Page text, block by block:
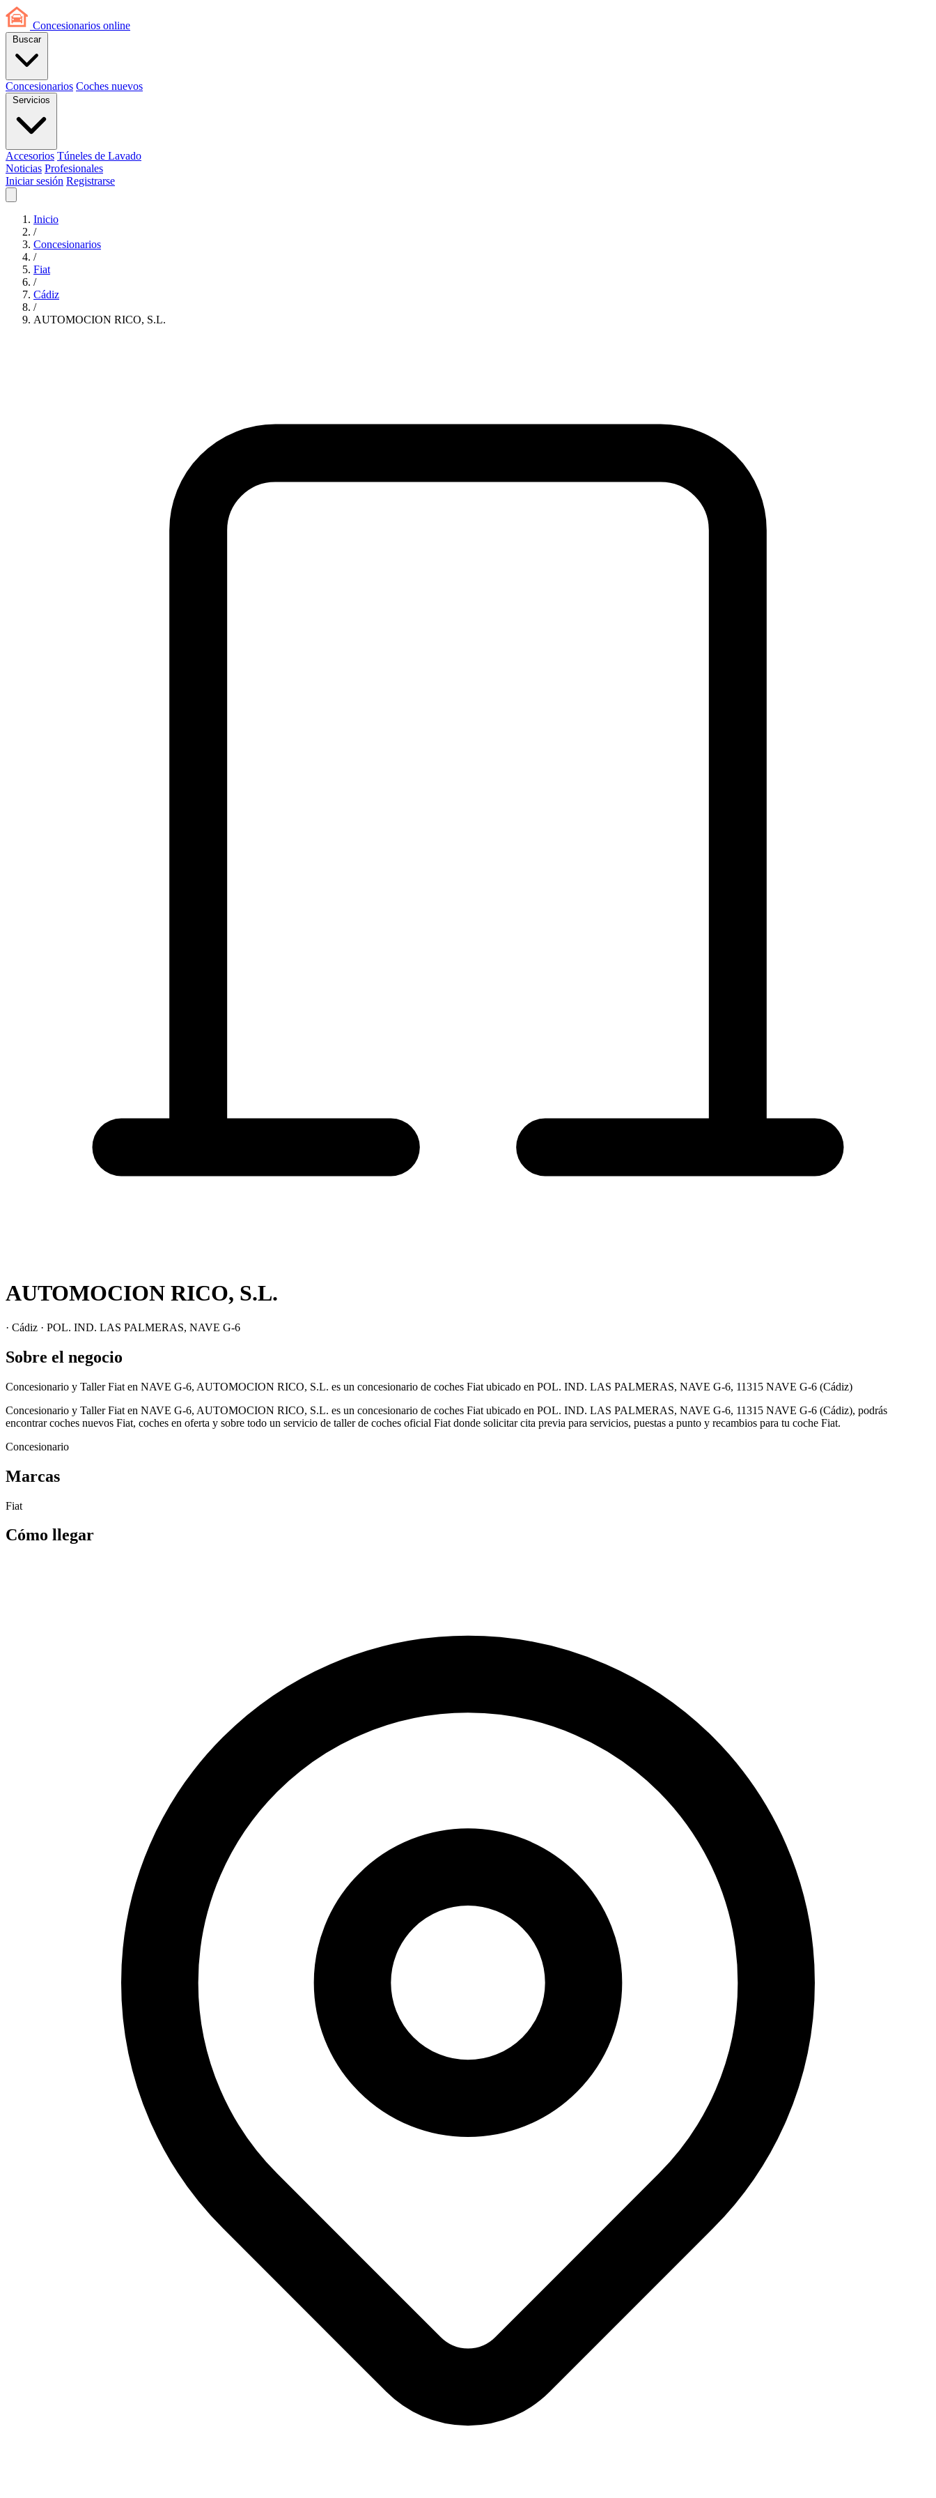
Concesionarios online
Buscar
Concesionarios Coches nuevos
Servicios
Accesorios Túneles de Lavado
Noticias Profesionales
Iniciar sesión Registrarse
Inicio
/
Concesionarios
/
Fiat
/
Cádiz
/
AUTOMOCION RICO, S.L.
AUTOMOCION RICO, S.L.
· Cádiz · POL. IND. LAS PALMERAS, NAVE G-6
Sobre el negocio
Concesionario y Taller Fiat en NAVE G-6, AUTOMOCION RICO, S.L. es un concesionario de coches Fiat ubicado en POL. IND. LAS PALMERAS, NAVE G-6, 11315 NAVE G-6 (Cádiz)
Concesionario y Taller Fiat en NAVE G-6, AUTOMOCION RICO, S.L. es un concesionario de coches Fiat ubicado en POL. IND. LAS PALMERAS, NAVE G-6, 11315 NAVE G-6 (Cádiz), podrás
encontrar coches nuevos Fiat, coches en oferta y sobre todo un servicio de taller de coches oficial Fiat donde solicitar cita previa para servicios, puestas a punto y recambios para tu coche Fiat.
Concesionario
Marcas
Fiat
Cómo llegar